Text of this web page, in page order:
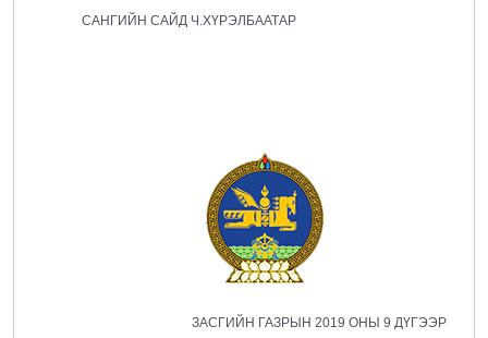
САНГИЙН САЙД Ч.ХҮРЭЛБААТАР
ЗАСГИЙН ГАЗРЫН 2019 ОНЫ 9 ДҮГЭЭР